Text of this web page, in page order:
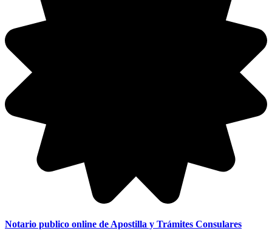
Notario publico online de Apostilla y Trámites Consulares